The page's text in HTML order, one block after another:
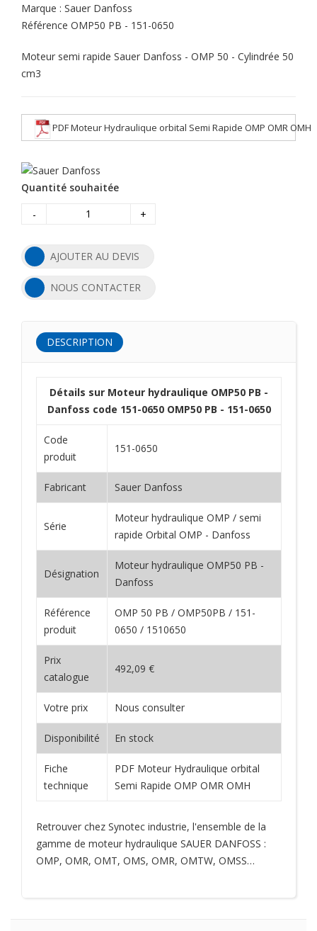
Marque : Sauer Danfoss
Référence OMP50 PB - 151-0650
Moteur semi rapide Sauer Danfoss - OMP 50 - Cylindrée 50
cm3
PDF Moteur Hydraulique orbital Semi Rapide OMP OMR OMH
Quantité souhaitée
-
+
AJOUTER AU DEVIS
NOUS CONTACTER
DESCRIPTION
Détails sur Moteur hydraulique OMP50 PB -
Danfoss code 151-0650 OMP50 PB - 151-0650
Code
produit
151-0650
Fabricant Sauer Danfoss
Série
Moteur hydraulique OMP / semi
rapide Orbital OMP - Danfoss
Désignation
Moteur hydraulique OMP50 PB -
Danfoss
Référence
produit
OMP 50 PB / OMP50PB / 151-
0650 / 1510650
Prix
catalogue
492,09 €
Votre prix Nous consulter
Disponibilité En stock
Fiche
technique
PDF Moteur Hydraulique orbital
Semi Rapide OMP OMR OMH
Retrouver chez Synotec industrie, l'ensemble de la
gamme de moteur hydraulique SAUER DANFOSS :
OMP, OMR, OMT, OMS, OMR, OMTW, OMSS…